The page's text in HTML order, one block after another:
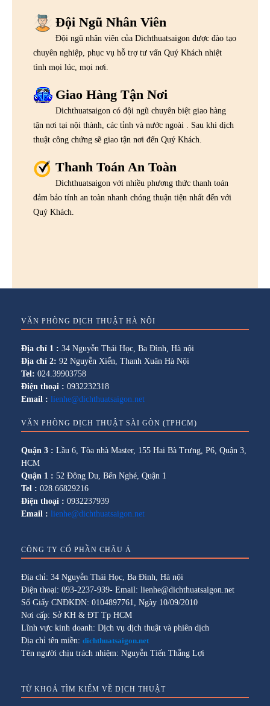
Đội Ngũ Nhân Viên
Đội ngũ nhân viên của Dichthuatsaigon được đào tạo
chuyên nghiệp, phục vụ hỗ trợ tư vấn Quý Khách nhiệt
tình mọi lúc, mọi nơi.
Giao Hàng Tận Nơi
Dichthuatsaigon có đội ngũ chuyên biệt giao hàng
tận nơi tại nội thành, các tỉnh và nước ngoài . Sau khi dịch
thuật công chứng sẽ giao tận nơi đến Quý Khách.
Thanh Toán An Toàn
Dichthuatsaigon với nhiều phương thức thanh toán
đảm bảo tính an toàn nhanh chóng thuận tiện nhất đến với
Quý Khách.
VĂN PHÒNG DỊCH THUẬT HÀ NỘI
Địa chỉ 1 : 34 Nguyễn Thái Học, Ba Đình, Hà nội
Địa chỉ 2: 92 Nguyễn Xiển, Thanh Xuân Hà Nội
Tel: 024.39903758
Điện thoại : 0932232318
Email : lienhe@dichthuatsaigon.net
VĂN PHÒNG DỊCH THUẬT SÀI GÒN (TPHCM)
Quận 3 : Lầu 6, Tòa nhà Master, 155 Hai Bà Trưng, P6, Quận 3,
HCM
Quận 1 : 52 Đông Du, Bến Nghé, Quận 1
Tel : 028.66829216
Điện thoại : 0932237939
Email : lienhe@dichthuatsaigon.net
CÔNG TY CỔ PHẦN CHÂU Á
Địa chỉ: 34 Nguyễn Thái Học, Ba Đình, Hà nội
Điện thoại: 093-2237-939- Email: lienhe@dichthuatsaigon.net
Số Giấy CNĐKDN: 0104897761, Ngày 10/09/2010
Nơi cấp: Sở KH & ĐT Tp HCM
Lĩnh vực kinh doanh: Dịch vụ dịch thuật và phiên dịch
Địa chỉ tên miền: dichthuatsaigon.net
Tên người chịu trách nhiệm: Nguyễn Tiến Thắng Lợi
TỪ KHOÁ TÌM KIẾM VỀ DỊCH THUẬT